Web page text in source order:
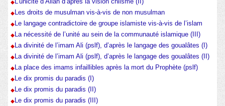
Les droits de musulman vis-à-vis de non musulman
Le langage contradictoire de groupe islamiste vis-à-vis de l’islam
La nécessité de l’unité au sein de la communauté islamique (III)
La divinité de l’imam Ali (pslf), d’après le langage des goualâtes (I)
La divinité de l’imam Ali (pslf), d’après le langage des goualâtes (II)
La place des imams infaillibles après la mort du Prophète (pslf)
Le dix promis du paradis (I)
Le dix promis du paradis (II)
Le dix promis du paradis (III)